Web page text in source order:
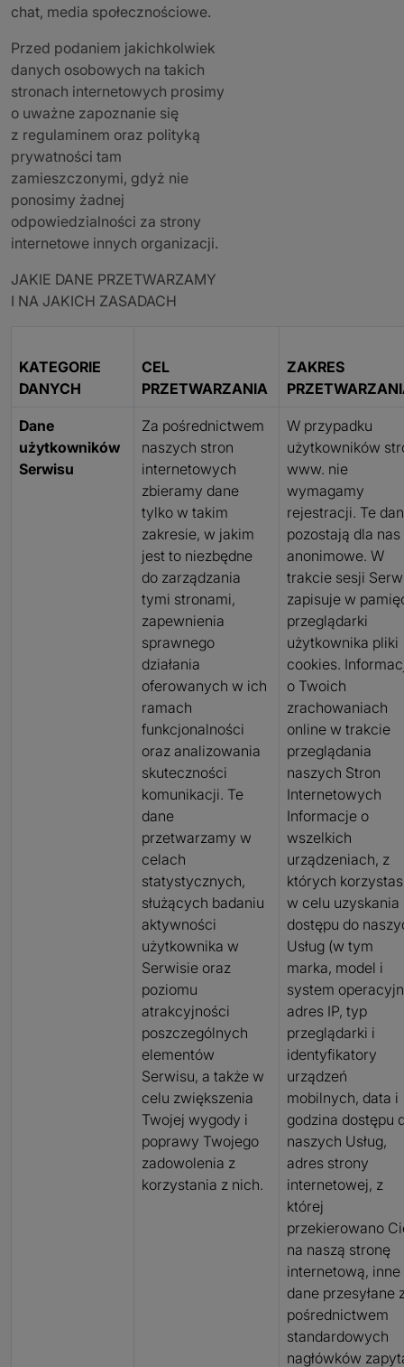
chat, media społecznościowe.
Przed podaniem jakichkolwiek
danych osobowych na takich
stronach internetowych prosimy
o uważne zapoznanie się
z regulaminem oraz polityką
prywatności tam
zamieszczonymi, gdyż nie
ponosimy żadnej
odpowiedzialności za strony
internetowe innych organizacji.
JAKIE DANE PRZETWARZAMY
I NA JAKICH ZASADACH
KATEGORIE
DANYCH
CEL
PRZETWARZANIA
ZAKRES
Dane
użytkowników
Serwisu
Za pośrednictwem
naszych stron
internetowych
zbieramy dane
tylko w takim
zakresie, w jakim
jest to niezbędne
do zarządzania
tymi stronami,
zapewnienia
sprawnego
działania
oferowanych w ich
ramach
funkcjonalności
oraz analizowania
skuteczności
komunikacji. Te
dane
przetwarzamy w
celach
statystycznych,
służących badaniu
aktywności
użytkownika w
Serwisie oraz
poziomu
atrakcyjności
poszczególnych
elementów
Serwisu, a także w
celu zwiększenia
Twojej wygody i
poprawy Twojego
zadowolenia z
korzystania z nich.
W przypadku
użytkowników
www. nie
wymagamy
rejestracji. Te
pozostają dla nas
anonimowe. W
trakcie sesji
zapisuje w
przeglądarki
użytkownika pliki
cookies.
o Twoich
zrachowaniach
online w trakcie
przeglądania
naszych Stron
Internetowych
Informacje o
wszelkich
urządzeniach, z
których
w celu uzyskania
dostępu do
Usług (w tym
marka, model i
system
adres IP, typ
przeglądarki i
identyfikatory
urządzeń
mobilnych, data i
godzina dostępu
naszych Usług,
adres strony
internetowej, z
której
przekierowano
na naszą stronę
internetową, inne
dane przesyłane
pośrednictwem
standardowych
nagłówków